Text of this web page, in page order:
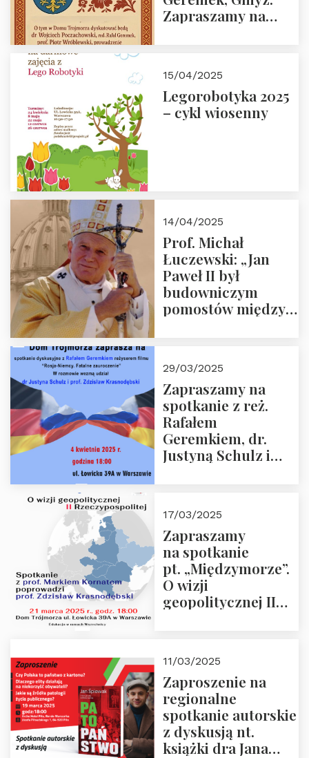
Zapraszamy na
Trójmorza.
15/04/2025
Legorobotyka 2025
– cykl wiosenny
14/04/2025
Prof. Michał
Łuczewski: „Jan
Paweł II był
budowniczym
pomostów między
29/03/2025
Zapraszamy na
spotkanie z reż.
Rafałem
Geremkiem, dr.
Justyną Schulz i
“Rosja-Niemcy…”
17/03/2025
Zapraszamy
na spotkanie
pt. „Międzymorze”.
O wizji
geopolitycznej II
i prof.
Krasnodębski
11/03/2025
Zaproszenie na
regionalne
spotkanie autorskie
z dyskusją nt.
książki dra Jana